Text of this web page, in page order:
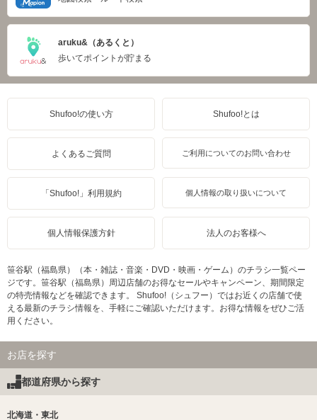
aruku&（あるくと）
歩いてポイントが貯まる
Shufoo!の使い方 Shufoo!とは
よくあるご質問 ご利用についてのお問い合わせ
「Shufoo!」利用規約 個人情報の取り扱いについて
個人情報保護方針 法人のお客様へ
笹谷駅（福島県）（本・雑誌・音楽・DVD・映画・ゲーム）のチラシ一覧ペー
ジです。笹谷駅（福島県）周辺店舗のお得なセールやキャンペーン、期間限定
の特売情報などを確認できます。 Shufoo!（シュフー）ではお近くの店舗で使
える最新のチラシ情報を、手軽にご確認いただけます。お得な情報をぜひご活
用ください。
お店を探す
都道府県から探す
北海道・東北